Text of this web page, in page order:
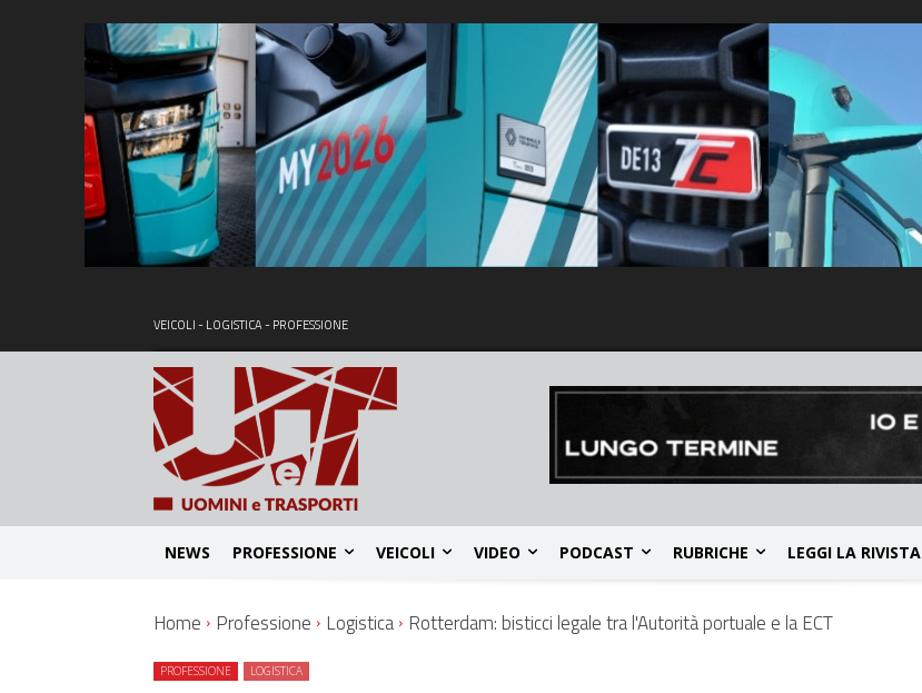
VEICOLI - LOGISTICA - PROFESSIONE
NEWS PROFESSIONE VEICOLI VIDEO PODCAST RUBRICHE LEGGI LA RIVISTA
Home Professione Logistica Rotterdam: bisticci legale tra l'Autorità portuale e la ECT
PROFESSIONE LOGISTICA